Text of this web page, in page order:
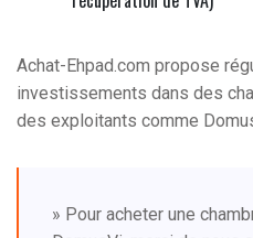
Achat-Ehpad.com propose
investissements dans des
des exploitants comme
» Pour acheter une